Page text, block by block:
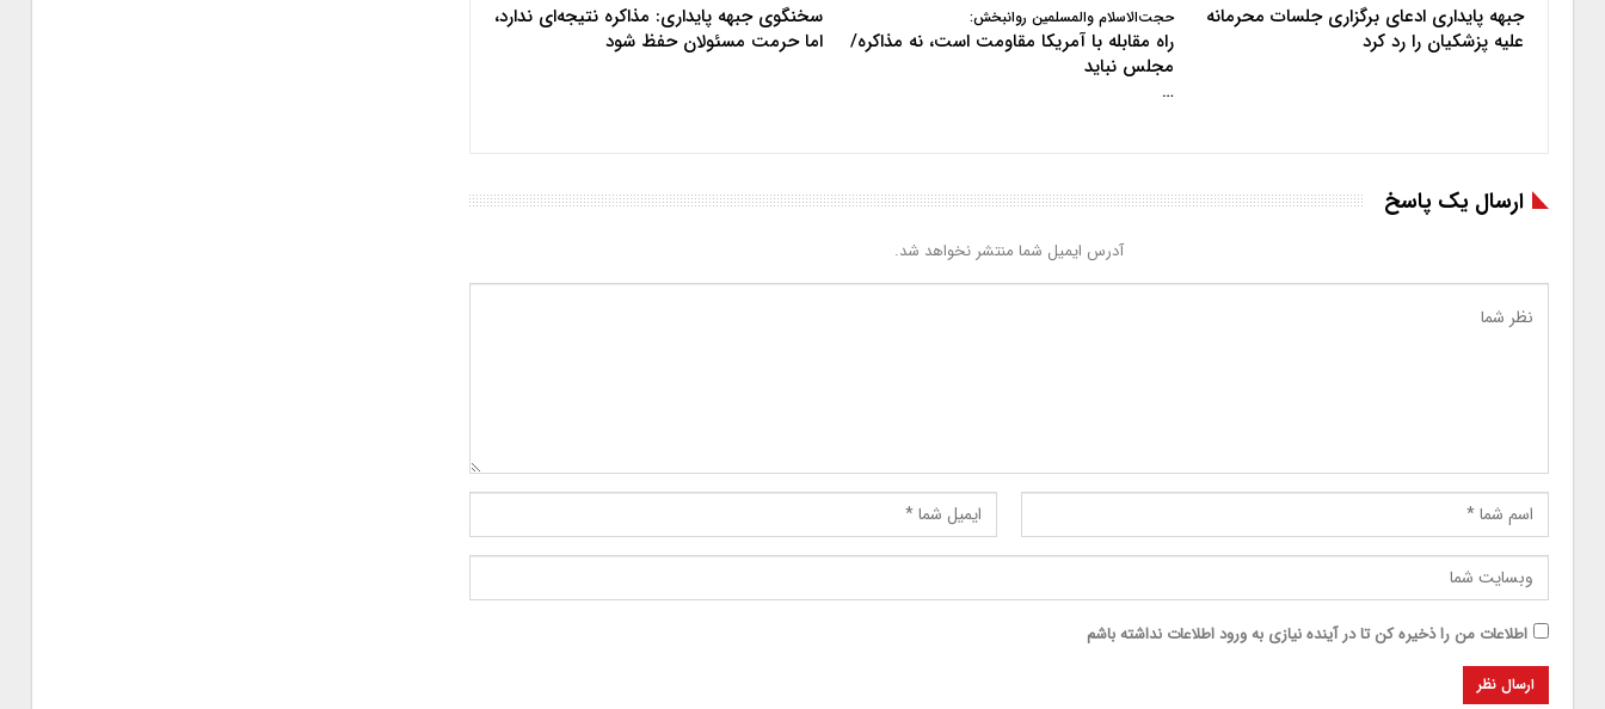
جبهه پایداری ادعای برگزاری جلسات محرمانه
علیه پزشکیان را رد کرد
حجت‌الاسلام والمسلمین روانبخش:
راه مقابله با آمریکا مقاومت است، نه مذاکره/
مجلس نباید
…
سخنگوی جبهه پایداری: مذاکره نتیجه‌ای ندارد،
اما حرمت مسئولان حفظ شود
ارسال یک پاسخ
آدرس ایمیل شما منتشر نخواهد شد.
اطلاعات من را ذخیره کن تا در آینده نیازی به ورود اطلاعات نداشته باشم